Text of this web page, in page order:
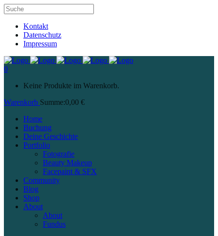
Kontakt
Datenschutz
Impressum
0
Keine Produkte im Warenkorb.
Warenkorb Summe:0,00 €
Home
Buchung
Deine Geschichte
Portfolio
Fotografie
Beauty Makeup
Facepaint & SFX
Community
Blog
Shop
About
About
Fundus